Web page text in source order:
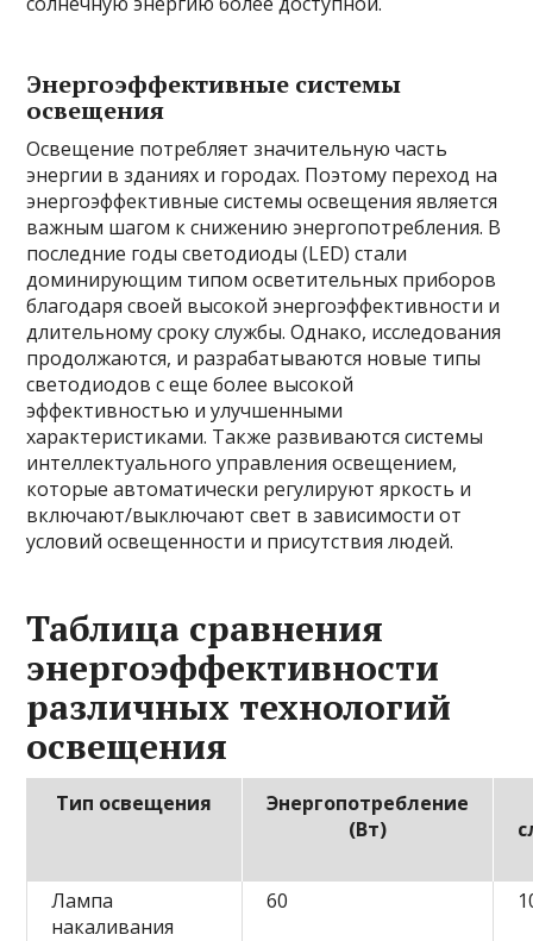
Энергоэффективные системы
освещения
Освещение потребляет значительную часть
энергии в зданиях и городах. Поэтому переход на
энергоэффективные системы освещения является
важным шагом к снижению энергопотребления. В
последние годы светодиоды (LED) стали
доминирующим типом осветительных приборов
благодаря своей высокой энергоэффективности и
длительному сроку службы. Однако, исследования
продолжаются, и разрабатываются новые типы
светодиодов с еще более высокой
эффективностью и улучшенными
характеристиками. Также развиваются системы
интеллектуального управления освещением,
которые автоматически регулируют яркость и
включают/выключают свет в зависимости от
условий освещенности и присутствия людей.
Таблица сравнения
энергоэффективности
различных технологий
освещения
Тип освещения
Энергопотребление
(Вт)
Лампа
накаливания
60